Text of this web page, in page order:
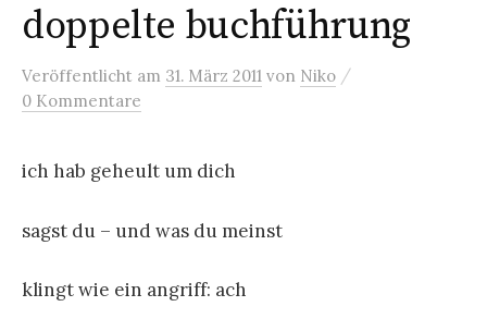
doppelte buchführung
Veröffentlicht am 31. März 2011 von Niko /
0 Kommentare
ich hab geheult um dich
sagst du – und was du meinst
klingt wie ein angriff: ach